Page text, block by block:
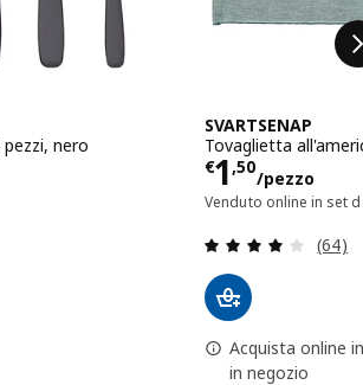
nero
4.5 fuori da 5 stelle. Totale
SVARTSENAP
Tovaglietta
€1,50
/pezzo
Prezzo €
Venduto online in set
(64)
Acquista online
in negozio